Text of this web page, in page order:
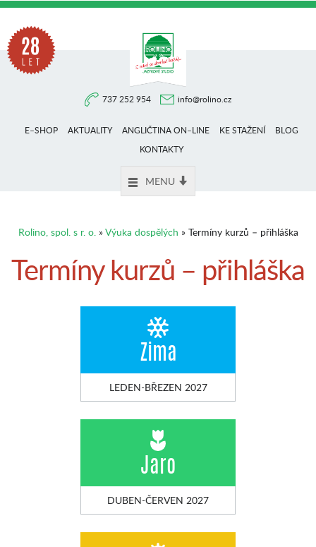
737 252 954 info@rolino.cz
E–SHOP AKTUALITY ANGLIČTINA ON–LINE KE STAŽENÍ
BLOG
KONTAKTY
MENU
Rolino, spol. s r. o.»Výuka dospělých » Termíny kurzů – přihláška
Termíny kurzů – přihláška
Zima
LEDEN-BŘEZEN 2027
Jaro
DUBEN-ČERVEN 2027